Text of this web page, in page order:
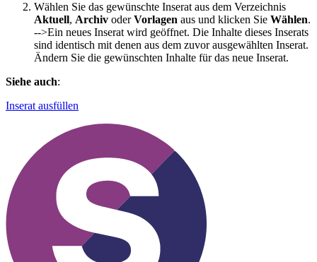
Wählen Sie das gewünschte Inserat aus dem Verzeichnis
Aktuell, Archiv oderVorlagen aus und klicken Sie Wählen.
-->Ein neues Inserat wird geöffnet. Die Inhalte dieses Inserats
sind identisch mit denen aus dem zuvor ausgewählten Inserat.
Ändern Sie die gewünschten Inhalte für das neue Inserat.
Siehe auch:
Inserat ausfüllen